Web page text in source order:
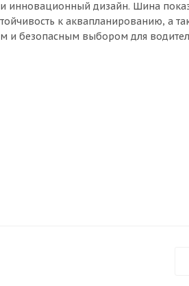
инновационный дизайн. Шина
к аквапланированию, а
и безопасным выбором для